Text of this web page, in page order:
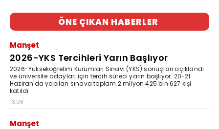
ÖNE ÇIKAN HABERLER
Manşet
2026-YKS Tercihleri Yarın Başlıyor
2026-Yükseköğretim Kurumları Sınavı (YKS) sonuçları açıklandı
ve üniversite adayları için tercih süreci yarın başlıyor. 20-21
Haziran'da yapılan sınava toplam 2 milyon 425 bin 627 kişi
katıldı.
13:08
Manşet